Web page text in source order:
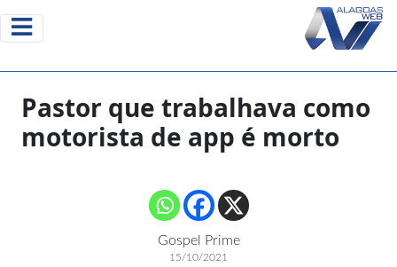
Pastor que trabalhava como
motorista de app é morto
Gospel Prime
15/10/2021